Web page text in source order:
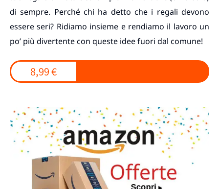
di sempre. Perché chi ha detto che i regali devono
essere seri? Ridiamo insieme e rendiamo il lavoro un
po’ più divertente con queste idee fuori dal comune!
8,99 €